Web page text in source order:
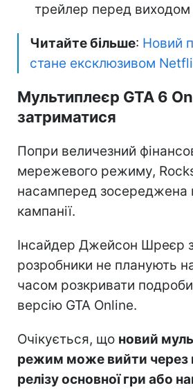
трейлер перед виходом
Читайте більше: Новий
стане ексклюзивом
Мультиплеєр GTA 6
затриматися
Попри величезний
мережевого режиму,
насамперед
кампанії.
Інсайдер Джейсон Шреєр
розробники не планують
часом розкривати
версію GTA Online.
Очікується, що новий
режим може вийти через
релізу основної гри або